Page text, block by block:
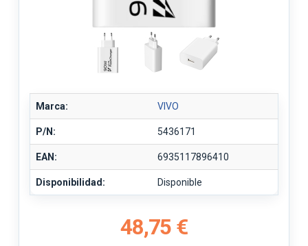
Marca: VIVO
P/N: 5436171
EAN: 6935117896410
Disponibilidad: Disponible
48,75 €